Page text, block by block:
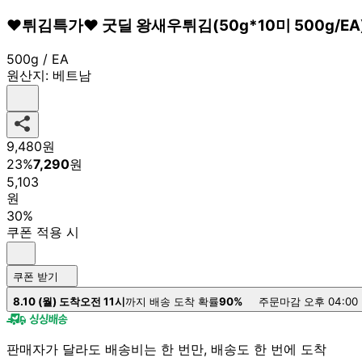
♥튀김특가♥ 굿딜 왕새우튀김(50g*10미 500g/
500g / EA
원산지: 베트남
9,480원
23%7,290원
5,103
원
30%
쿠폰 적용 시
쿠폰 받기
8.10 (월) 도착오전 11시까지 배송 도착 확률90% 주문마감 오후 04:00
판매자가 달라도 배송비는 한 번만, 배송도 한 번에 도착